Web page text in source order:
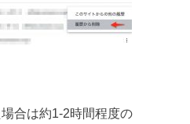
合は約1-2時間程度の